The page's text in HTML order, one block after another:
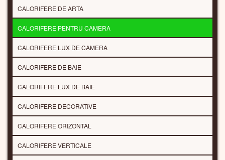
CALORIFERE DE ARTA
CALORIFERE PENTRU CAMERA
CALORIFERE LUX DE CAMERA
CALORIFERE DE BAIE
CALORIFERE LUX DE BAIE
CALORIFERE DECORATIVE
CALORIFERE ORIZONTAL
CALORIFERE VERTICALE